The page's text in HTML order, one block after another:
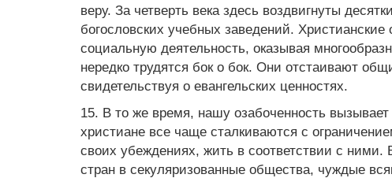
веру. За четверть века здесь воздвигнуты
богословских учебных заведений.
социальную деятельность, оказывая
нередко трудятся бок о бок. Они отстаивают
свидетельствуя о евангельских ценностях.
15. В то же время, нашу озабоченность
христиане все чаще сталкиваются с
своих убеждениях, жить в соответствии с
стран в секуляризованные общества, чуждые